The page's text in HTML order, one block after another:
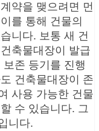
약을 맺으려면 먼
를 통해 건물의
니다. 보통 새 건
축물대장이 발급
존 등기를 진행
건축물대장이 존
사용 가능한 건물
수 있습니다. 그
니다.